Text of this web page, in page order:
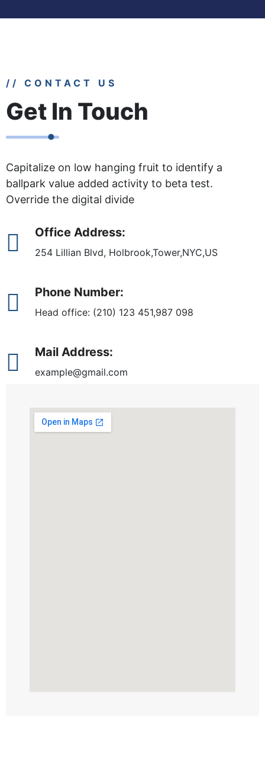
// CONTACT US
Get In Touch
Capitalize on low hanging fruit to identify a
ballpark value added activity to beta test.
Override the digital divide
Office Address:
254 Lillian Blvd, Holbrook,Tower,NYC,US
Phone Number:
Head office: (210) 123 451,987 098
Mail Address:
example@gmail.com